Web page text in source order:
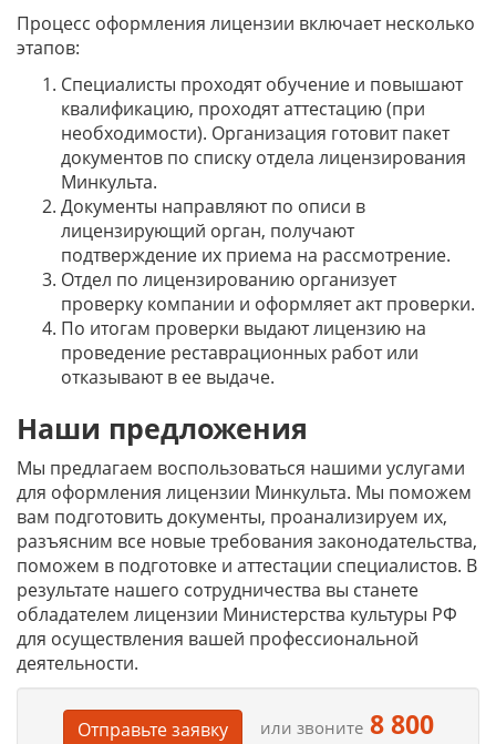
Процесс оформления лицензии включает несколько
этапов:
Специалисты проходят обучение и повышают
квалификацию, проходят аттестацию (при
необходимости). Организация готовит пакет
документов по списку отдела лицензирования
Минкульта.
Документы направляют по описи в
лицензирующий орган, получают
подтверждение их приема на рассмотрение.
Отдел по лицензированию организует
проверку компании и оформляет акт проверки.
По итогам проверки выдают лицензию на
проведение реставрационных работ или
отказывают в ее выдаче.
Наши предложения
Мы предлагаем воспользоваться нашими услугами
для оформления лицензии Минкульта. Мы поможем
вам подготовить документы, проанализируем их,
разъясним все новые требования законодательства,
поможем в подготовке и аттестации специалистов. В
результате нашего сотрудничества вы станете
обладателем лицензии Министерства культуры РФ
для осуществления вашей профессиональной
деятельности.
Отправьте заявку или звоните8 800